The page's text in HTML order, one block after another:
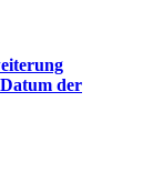
der